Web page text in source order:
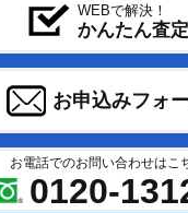
WEBで解決！
かんたん査定
お申込みフォ
お電話でのお問い合わせはこ
0120-